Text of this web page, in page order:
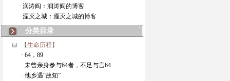
· 润涛阎：润涛阎的博客
· 湮灭之城：湮灭之城的博客
分类目录
【生命历程】
· 64，89
· 未曾亲身参与64者，不足与言64
· 他乡遇“故知”